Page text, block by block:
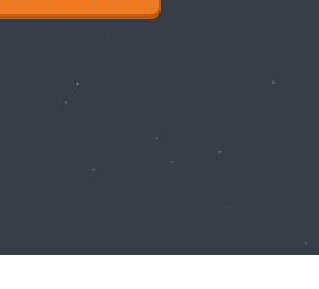
m'intéresse